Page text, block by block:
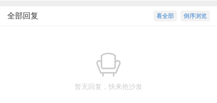
倒序浏览
看全部
全部回复
暂无回复，快来抢沙发